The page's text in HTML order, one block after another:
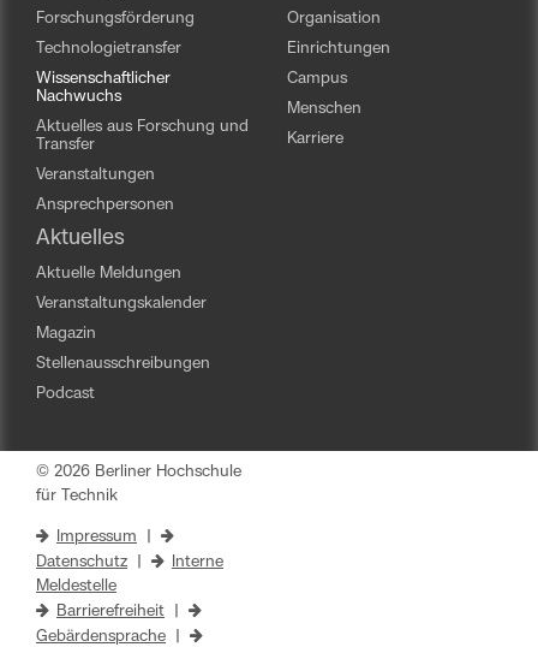
Forschungsförderung
Technologietransfer
Wissenschaftlicher
Nachwuchs
Aktuelles aus Forschung und
Transfer
Veranstaltungen
Ansprechpersonen
Organisation
Einrichtungen
Campus
Menschen
Karriere
Aktuelles
Aktuelle Meldungen
Veranstaltungskalender
Magazin
Stellenausschreibungen
Podcast
© 2026 Berliner Hochschule
für Technik
Impressum
Datenschutz
Interne
Meldestelle
Barrierefreiheit
Gebärdensprache